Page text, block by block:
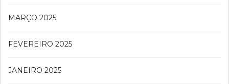
MARÇO 2025
FEVEREIRO 2025
JANEIRO 2025